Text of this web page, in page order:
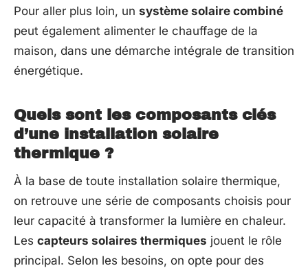
Pour aller plus loin, un système solaire combiné
peut également alimenter le chauffage de la
maison, dans une démarche intégrale de transition
énergétique.
Quels sont les composants clés
d’une installation solaire
thermique ?
À la base de toute installation solaire thermique,
on retrouve une série de composants choisis pour
leur capacité à transformer la lumière en chaleur.
Les capteurs solaires thermiques jouent le rôle
principal. Selon les besoins, on opte pour des